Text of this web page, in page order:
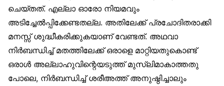
ചെയ്തത്. എല്ലാ ഓരോ നിയമവും
അടിച്ചേൽപ്പിക്കേണ്ടതല്ല. അതിലേക്ക് പ്രചോദിതരാക്കി
മനസ്സ് ശുദ്ധീകരിക്കുകയാണ് വേണ്ടത്. അഥവാ
നിർബന്ധിച്ച് മതത്തിലേക്ക് ഒരാളെ മാറ്റിയതുകൊണ്ട്
ഒരാൾ അല്ലാഹുവിന്റെയടുത്ത് മുസ്‌ലിമാകാത്തതു
പോലെ, നിർബന്ധിച്ച് ശരീഅത്ത് അനുഷ്ഠിച്ചാലും